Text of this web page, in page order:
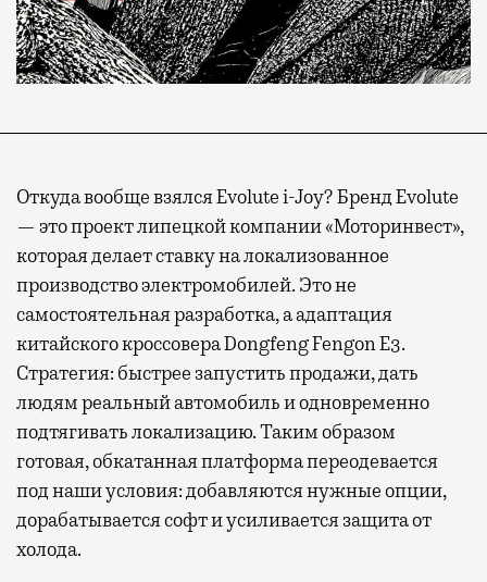
Современный путешественник часто берет
с собой не только чемодан, но и ноутбук.
А ожидание рейса все чаще превращается
не в потерянное время, а в возможность
спокойно закончить дела или спланировать
активности в путешествии, например
забронировать нужные билеты и рестораны.
Бизнес-зал становится местом, где можно
провести переговоры, поработать или просто
выпить кофе, наблюдая сквозь панорамные
окна за тем, как взлетают и садятся
самолеты. В Москве нет недостатка
Откуда вообще взялся Evolute i-Joy? Бренд Evolute
— это проект липецкой компании «Моторинвест»,
которая делает ставку на локализованное
производство электромобилей. Это не
самостоятельная разработка, а адаптация
китайского кроссовера Dongfeng Fengon E3.
Стратегия: быстрее запустить продажи, дать
людям реальный автомобиль и одновременно
подтягивать локализацию. Таким образом
готовая, обкатанная платформа переодевается
под наши условия: добавляются нужные опции,
дорабатывается софт и усиливается защита от
холода.